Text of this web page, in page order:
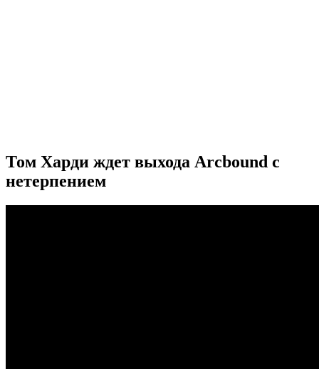
Том Харди ждет выхода Arcbound с
нетерпением